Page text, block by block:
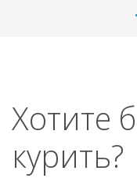
Хотите
курить?